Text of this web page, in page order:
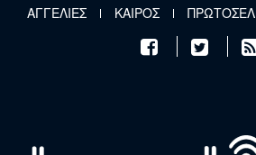
Παράκαμψη προς το κυρίως
ΑΓΓΕΛΙΕΣ ΚΑΙΡΟΣ